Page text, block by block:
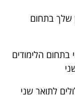
שלך בתחום
בתחום הלימודים
לתואר שני